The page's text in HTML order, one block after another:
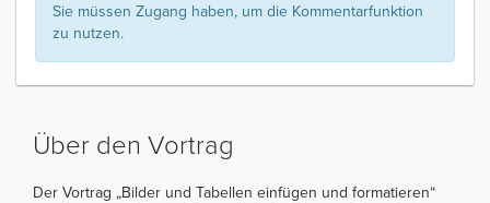
Sie müssen Zugang haben, um die Kommentarfunktion
zu nutzen.
Über den Vortrag
Der Vortrag „Bilder und Tabellen einfügen und formatieren“